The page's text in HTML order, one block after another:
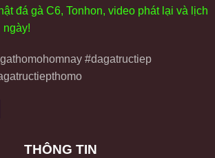
đá gà C6, Tonhon, video phátl ại và ịch
ngày!
#dagatructiep
THÔNG TIN